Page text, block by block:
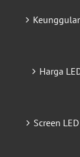
Harga
Screen